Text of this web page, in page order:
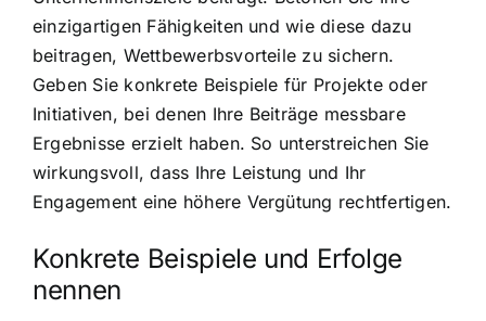
einzigartigen Fähigkeiten und wie diese dazu
beitragen, Wettbewerbsvorteile zu sichern.
Geben Sie konkrete Beispiele für Projekte oder
Initiativen, bei denen Ihre Beiträge messbare
Ergebnisse erzielt haben. So unterstreichen Sie
wirkungsvoll, dass Ihre Leistung und Ihr
Engagement eine höhere Vergütung rechtfertigen.
Konkrete Beispiele und Erfolge
nennen